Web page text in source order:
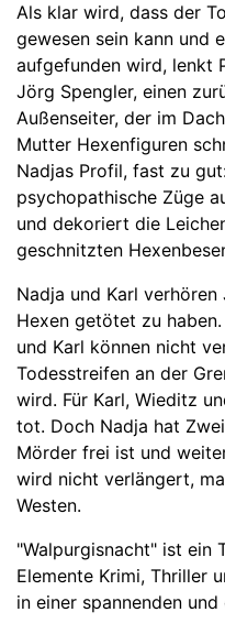
Als klar wird, dass der
gewesen sein kann und
aufgefunden wird, lenkt
Jörg Spengler, einen
Außenseiter, der im
Mutter Hexenfiguren
Nadjas Profil, fast zu
psychopathische Züge
und dekoriert die
geschnitzten
Nadja und Karl
Hexen getötet zu
und Karl können nicht
Todesstreifen an der
wird. Für Karl, Wieditz
tot. Doch Nadja hat
Mörder frei ist und
wird nicht verlängert,
Westen.
"Walpurgisnacht" ist ein
Elemente Krimi, Thriller
in einer spannenden